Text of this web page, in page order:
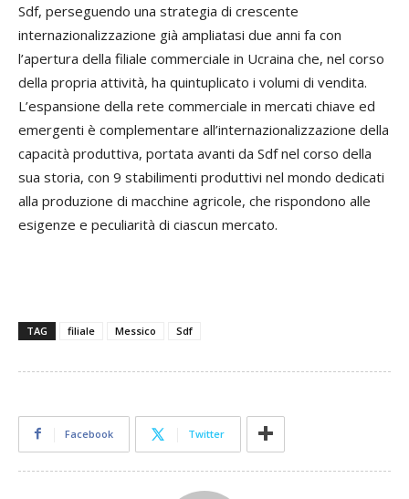
Sdf, perseguendo una strategia di crescente
internazionalizzazione già ampliatasi due anni fa con
l’apertura della filiale commerciale in Ucraina che, nel corso
della propria attività, ha quintuplicato i volumi di vendita.
L’espansione della rete commerciale in mercati chiave ed
emergenti è complementare all’internazionalizzazione della
capacità produttiva, portata avanti da Sdf nel corso della
sua storia, con 9 stabilimenti produttivi nel mondo dedicati
alla produzione di macchine agricole, che rispondono alle
esigenze e peculiarità di ciascun mercato.
TAG filiale Messico Sdf
Facebook Twitter